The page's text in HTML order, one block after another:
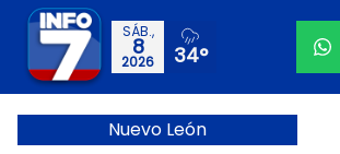
SÁB.,
8
2026 34°
Nuevo León